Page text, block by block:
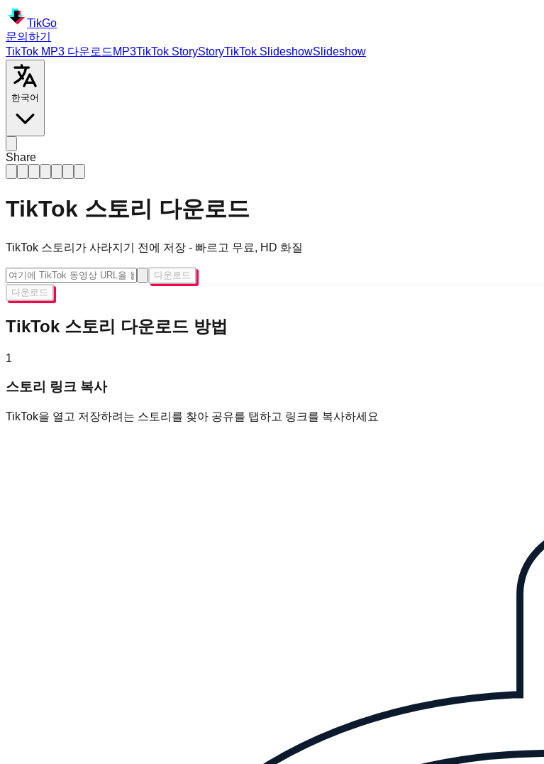
TikGo
문의하기
TikTok MP3 다운로드 MP3TikTok StoryStoryTikTok SlideshowSlideshow
한국어
Share
TikTok 스토리 다운로드
TikTok 스토리가 사라지기 전에 저장 - 빠르고 무료, HD 화질
다운로드
다운로드
TikTok 스토리 다운로드 방법
1
스토리 링크 복사
TikTok을 열고 저장하려는 스토리를 찾아 공유를 탭하고 링크를 복사하세요